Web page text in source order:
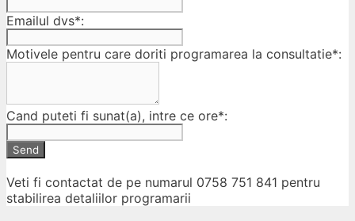
Emailul dvs*:
Motivele pentru care doriti programarea la consultatie*:
Cand puteti fi sunat(a), intre ce ore*:
Send
Veti fi contactat de pe numarul 0758 751 841 pentru
stabilirea detaliilor programarii